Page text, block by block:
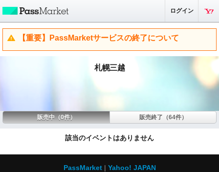
ログイン
【重要】PassMarketサービスの終了について
札幌三越
販売中（0件） 販売終了（64件）
該当のイベントはありません
PassMarket
Yahoo! JAPAN